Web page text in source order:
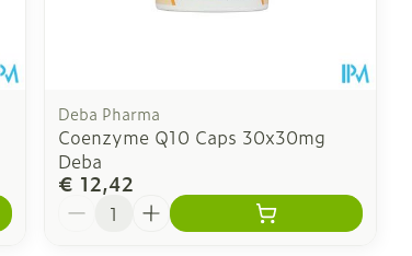
Deba Pharma
Coenzyme Q10 Caps 30x30mg
Deba
€ 12,42
Aantal